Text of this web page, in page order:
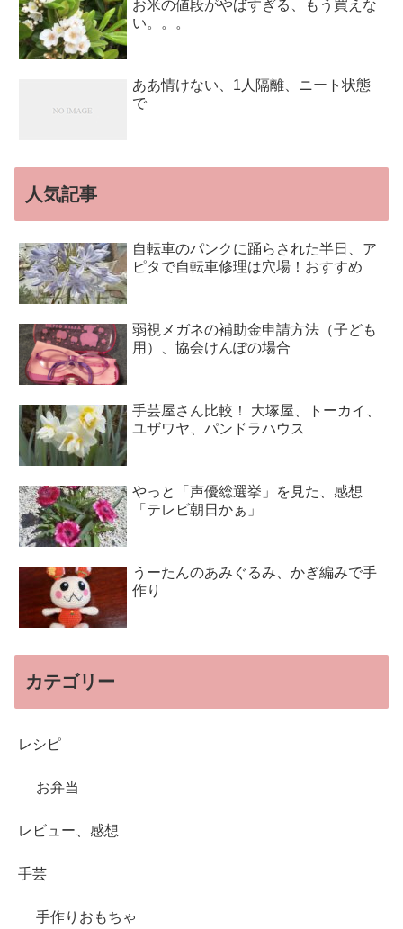
お米の値段がやばすぎる、もう買えな
い。。。
ああ情けない、1人隔離、ニート状態
で
人気記事
自転車のパンクに踊らされた半日、ア
ピタで自転車修理は穴場！おすすめ
弱視メガネの補助金申請方法（子ども
用）、協会けんぽの場合
手芸屋さん比較！ 大塚屋、トーカイ、
ユザワヤ、パンドラハウス
やっと「声優総選挙」を見た、感想
「テレビ朝日かぁ」
うーたんのあみぐるみ、かぎ編みで手
作り
カテゴリー
レシピ
お弁当
レビュー、感想
手芸
手作りおもちゃ